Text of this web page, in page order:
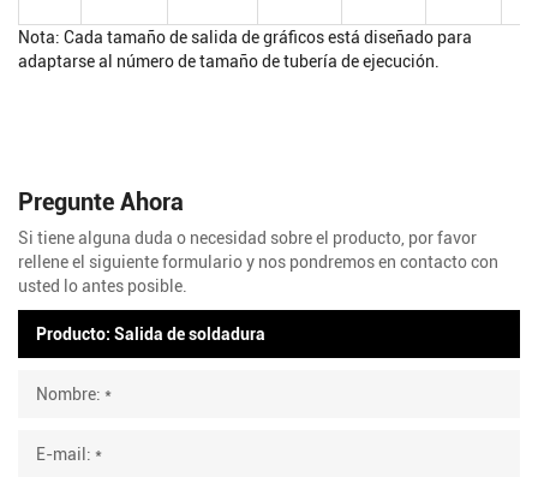
Nota: Cada tamaño de salida de gráficos está diseñado para
adaptarse al número de tamaño de tubería de ejecución.
Pregunte Ahora
Si tiene alguna duda o necesidad sobre el producto, por favor
rellene el siguiente formulario y nos pondremos en contacto con
usted lo antes posible.